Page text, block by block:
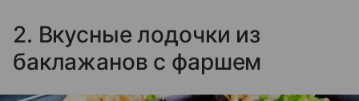
2. Вкусные лодочки из
баклажанов с фаршем